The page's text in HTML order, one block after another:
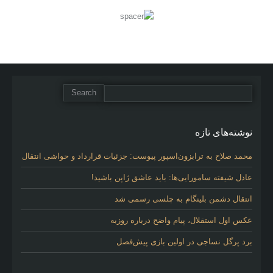
نوشته‌های تازه
محمد صلاح به ترابزون‌اسپور پیوست: جزئیات قرارداد و حواشی انتقال
عادل شیفته سامورایی‌ها: باید عاشق ژاپن باشید!
انتقال دشمن بلینگام به چلسی رسمی شد
عکس اول استقلال، پیام واضح درباره روزبه
برد پرگل نساجی در اولین بازی پیش‌فصل